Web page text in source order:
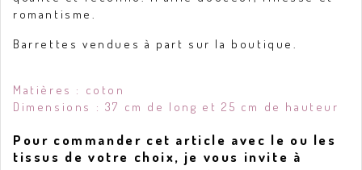
romantisme.
Barrettes vendues à part sur la boutique.
Matières : coton
Dimensions : 37 cm de long et 25 cm de hauteur
Pour commander cet article avec le ou les
tissus de votre choix, je vous invite à